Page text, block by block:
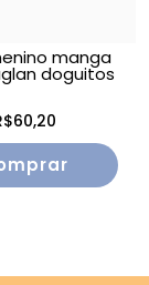
manga
doguitos